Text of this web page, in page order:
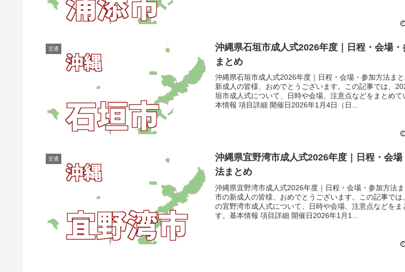
交通
沖縄県石垣市成人式2026年度｜日程・会場
まとめ
沖縄県石垣市成人式2026年度｜日程・会場・参加方法ま
新成人の皆様、おめでとうございます。この記事では、
垣市成人式について、日時や会場、注意点などをまとめて
本情報 項目詳細 開催日2026年1月4日（日...
交通
沖縄県宜野湾市成人式2026年度｜日程・会場
法まとめ
沖縄県宜野湾市成人式2026年度｜日程・会場・参加方法
市の新成人の皆様、おめでとうございます。この記事では
の宜野湾市成人式について、日時や会場、注意点などをま
す。基本情報 項目詳細 開催日2026年1月1...